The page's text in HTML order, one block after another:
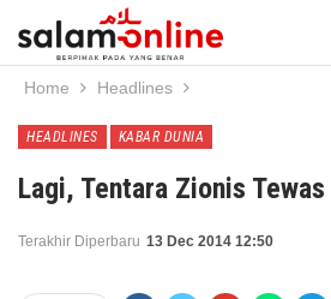
Home Headlines
HEADLINES KABAR DUNIA
Lagi, Tentara Zionis Tewas
Terakhir Diperbaru 13 Dec 2014 12:50